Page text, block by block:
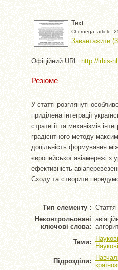
Text
Завантажити
Офіційний URL: http://irbis-
Резюме
У статті розглянуті
приділена інтеграції
стратегії та механізмів
градієнтного методу
доцільність формування
європейської авіамережі з
ефективність
Сходу та створити
Тип елементу : Стаття
Неконтрольовані
ключові слова:
Теми:
Підрозділи: